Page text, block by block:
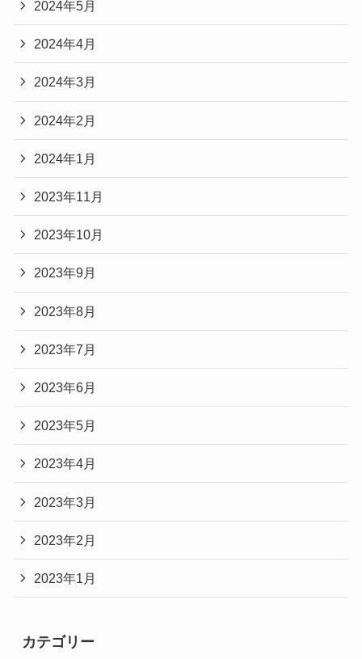
2024年5月
2024年4月
2024年3月
2024年2月
2024年1月
2023年11月
2023年10月
2023年9月
2023年8月
2023年7月
2023年6月
2023年5月
2023年4月
2023年3月
2023年2月
2023年1月
カテゴリー